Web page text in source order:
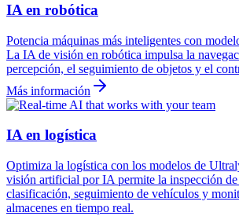
IA en robótica
Potencia máquinas más inteligentes con
La IA de visión en robótica impulsa la
percepción, el seguimiento de objetos y el
Más información
IA en logística
Optimiza la logística con los modelos de
visión artificial por IA permite la inspección de
clasificación, seguimiento de vehículos y
almacenes en tiempo real.